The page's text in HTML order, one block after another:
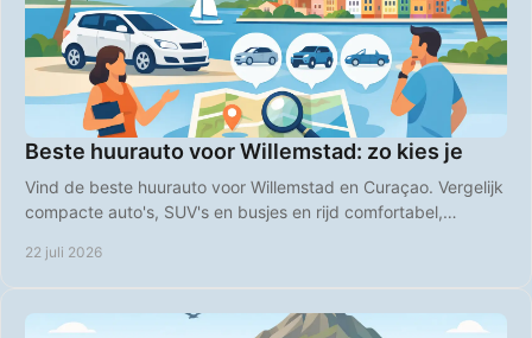
Beste huurauto voor Willemstad: zo kies je
Vind de beste huurauto voor Willemstad en Curaçao. Vergelijk
compacte auto's, SUV's en busjes en rijd comfortabel,
22 juli 2026